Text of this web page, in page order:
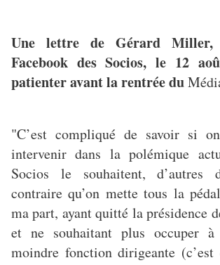
Une lettre de Gérard
Facebook des Socios, le 12
patienter avant la rentrée du
"C’est compliqué de savoir si
intervenir dans la polémique
Socios le souhaitent, d’autres
contraire qu’on mette tous la
ma part, ayant quitté la présidence
et ne souhaitant plus occuper
moindre fonction dirigeante (c’est